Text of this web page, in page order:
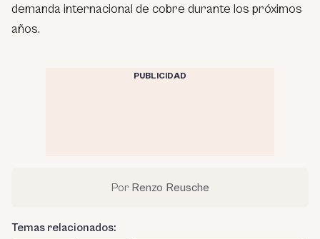
demanda internacional de cobre durante los próximos
años.
PUBLICIDAD
Por Renzo Reusche
Temas relacionados: